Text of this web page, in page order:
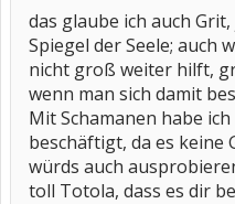
das glaube ich auch
Spiegel der Seele; auch
nicht groß weiter hilft,
wenn man sich damit
Mit Schamanen habe
beschäftigt, da es keine
würds auch
toll Totola, dass es dir